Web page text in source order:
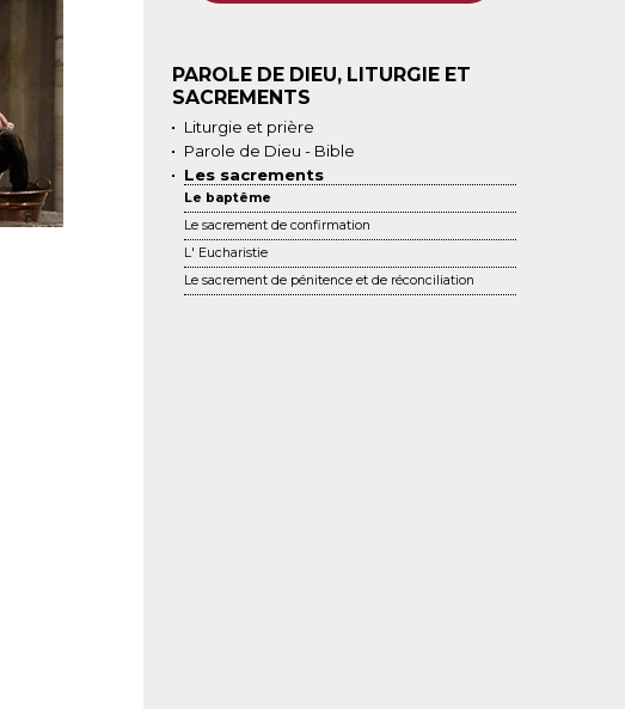
PAROLE DE DIEU, LITURGIE ET
SACREMENTS
Liturgie et prière
Parole de Dieu - Bible
Les sacrements
Le baptême
Le sacrement de confirmation
L' Eucharistie
Le sacrement de pénitence et de réconciliation